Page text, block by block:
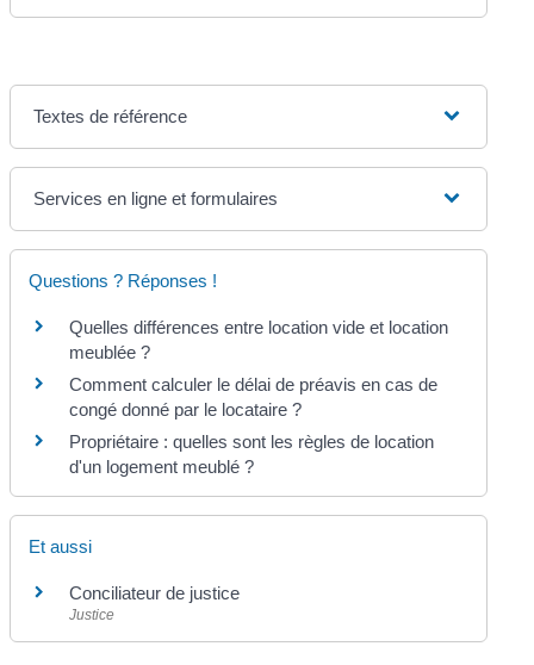
Textes de référence
Services en ligne et formulaires
Questions ? Réponses !
Quelles différences entre location vide et location
meublée ?
Comment calculer le délai de préavis en cas de
congé donné par le locataire ?
Propriétaire : quelles sont les règles de location
d'un logement meublé ?
Et aussi
Conciliateur de justice
Justice